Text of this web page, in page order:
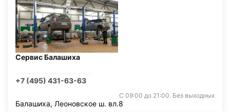
Сервис Балашиха
+7 (495) 431-63-63
С 09:00 до 21:00. Без выходных
Балашиха, Леоновское ш. вл.8